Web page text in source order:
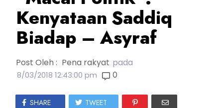
Kenyataan Saddiq
Biadap – Asyraf
Post Oleh : Pena rakyat pada
8/03/2018 12:43:00 pm 0
SHARE TWEET